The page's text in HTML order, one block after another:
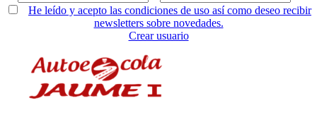
He leído y acepto las condiciones de uso así como deseo recibir
newsletters sobre novedades.
Crear usuario